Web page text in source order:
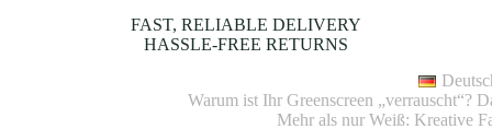
FAST, RELIABLE DELIVERY
HASSLE-FREE RETURNS
Warum ist Ihr Greenscreen „verrauscht“?
Mehr als nur Weiß: Kreative